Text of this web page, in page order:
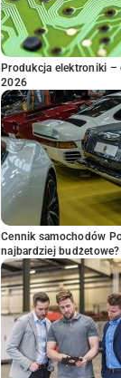
Produkcja elektroniki –
2026
Cennik samochodów
najbardziej budżetowe?